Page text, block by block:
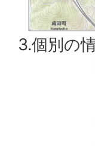
3.個別の